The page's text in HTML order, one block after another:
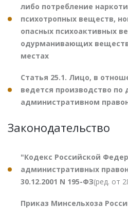
либо потребление
психотропных веществ,
опасных психоактивных
одурманивающих
местах
Статья 25.1. Лицо, в
ведется производство по
административном
Законодательство
"Кодекс Российской
административных
30.12.2001 N 195-ФЗ(ред. от
Приказ Минсельхоза